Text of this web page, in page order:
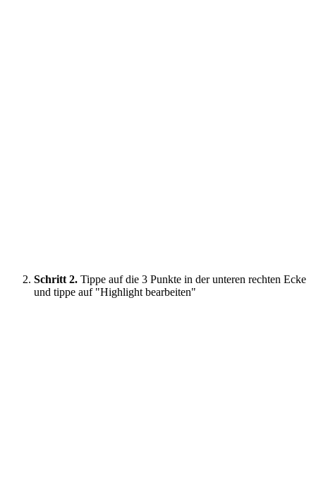
Schritt 2. Tippe auf die 3 Punkte in der unteren rechten Ecke
und tippe auf "Highlight bearbeiten"